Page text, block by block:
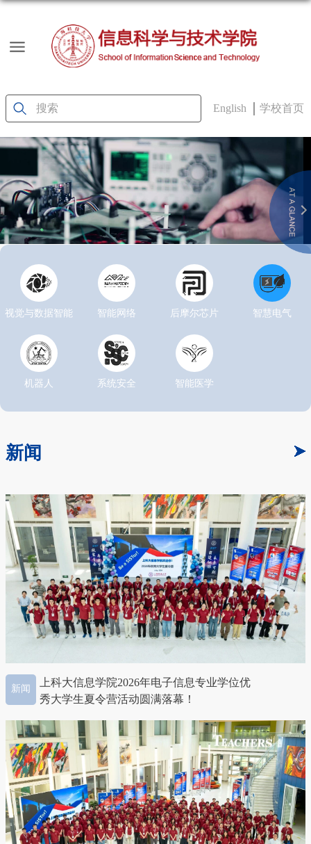
English 学校首页
视觉与数据智能 智能网络 后摩尔芯片 智慧电气
机器人 系统安全 智能医学
新闻
新闻
上科大信息学院2026年电子信息专业学位优
秀大学生夏令营活动圆满落幕！